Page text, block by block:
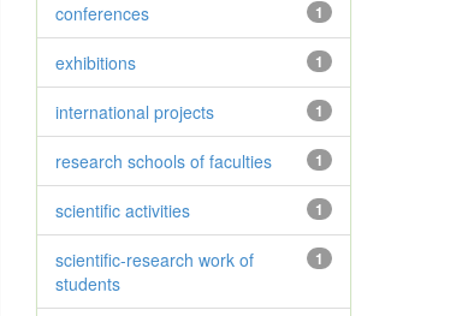
1
conferences
1
exhibitions
1
international projects
1
research schools of faculties
1
scientific activities
1
scientific-research work of
students